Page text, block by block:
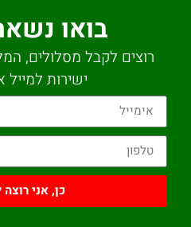
בואו
רוצים לקבל מסלולים,
ישירות למייל
כן, אני